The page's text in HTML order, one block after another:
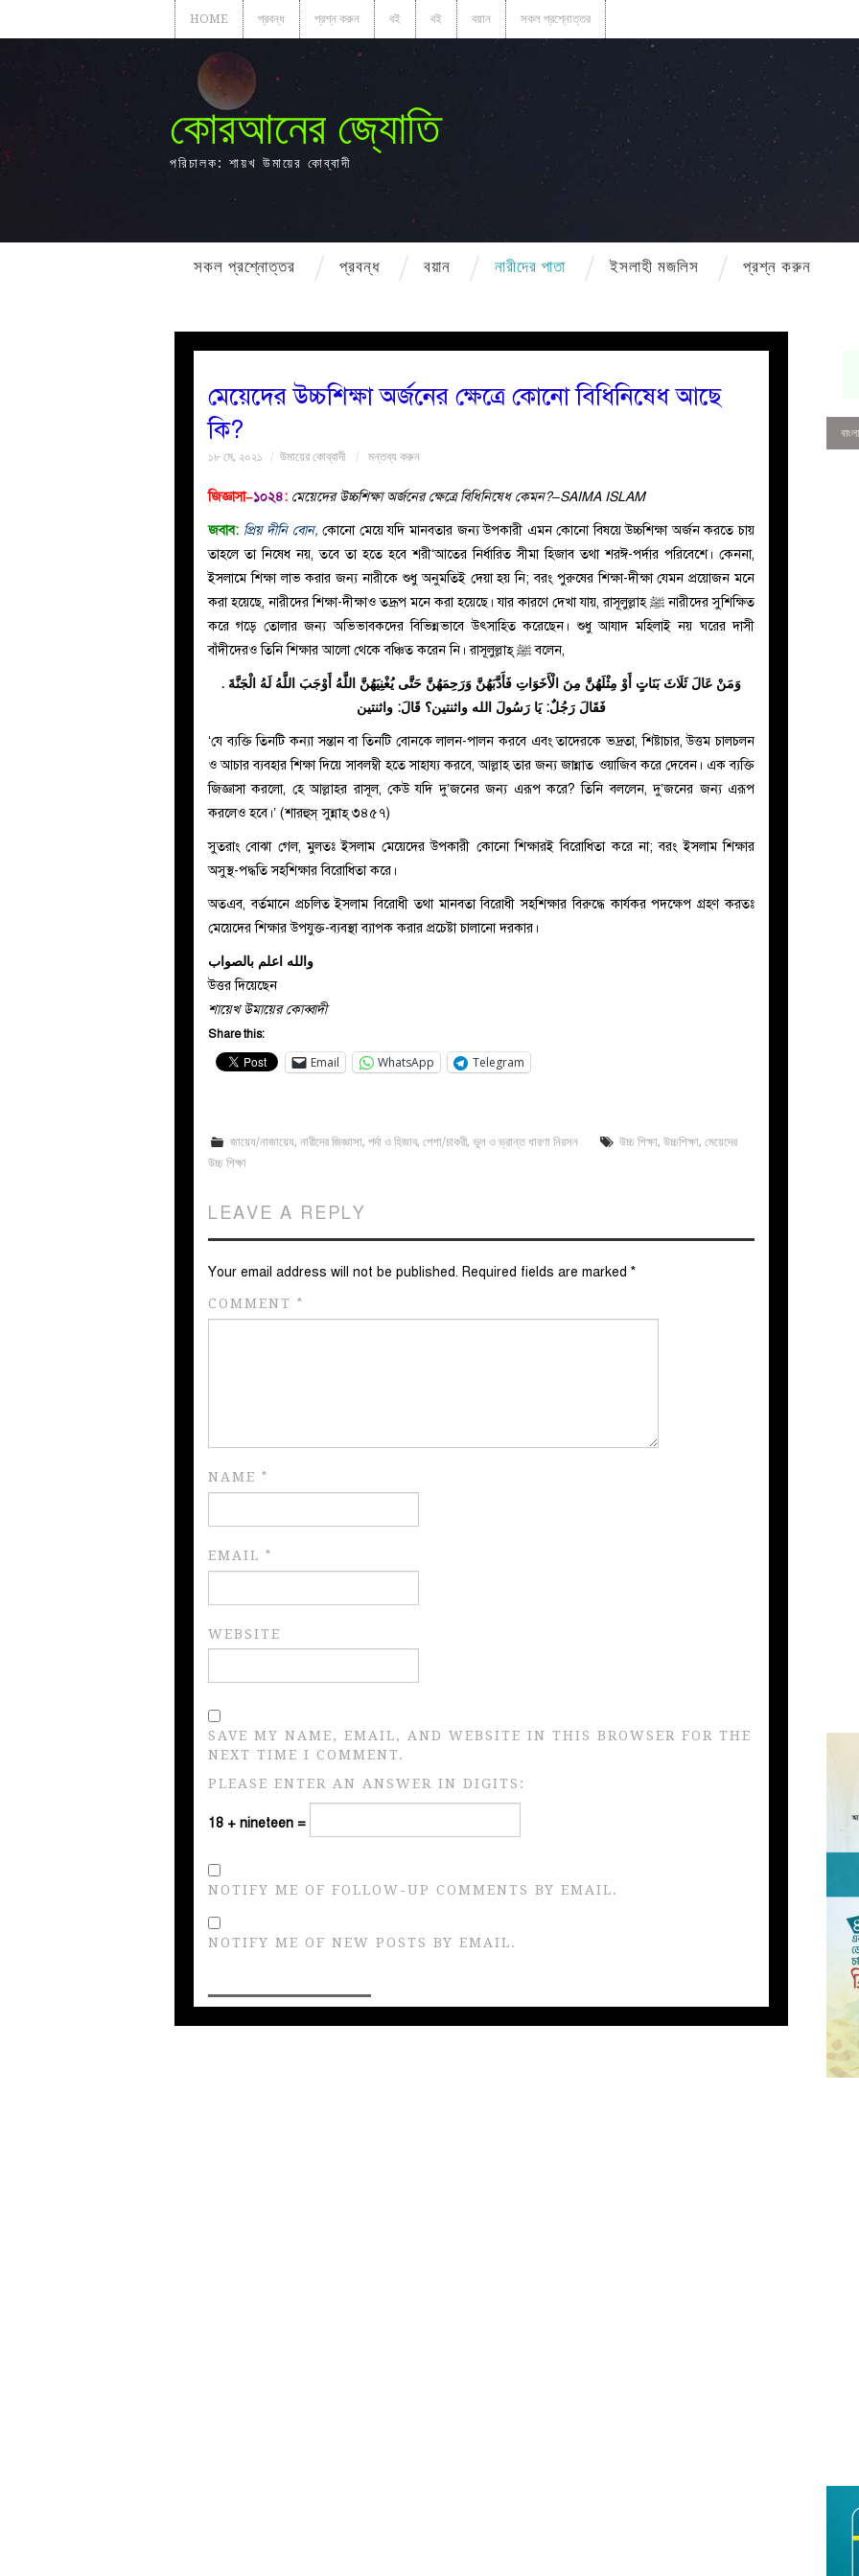
HOME প্রবন্ধ প্রশ্ন করুন বই বই বয়ান সকল প্রশ্নোত্তর
কোরআনের জ্যোতি
পরিচালক: শায়খ উমায়ের কোব্বাদী
সকল প্রশ্নোত্তর প্রবন্ধ বয়ান নারীদের পাতা ইসলাহী মজলিস প্রশ্ন করুন
মেয়েদের উচ্চশিক্ষা অর্জনের ক্ষেত্রে কোনো বিধিনিষেধ আছে
কি?
১৮ মে, ২০২১ উমায়ের কোব্বাদী মন্তব্য করুন
জিজ্ঞাসা–১০২৪: মেয়েদের উচ্চশিক্ষা অর্জনের ক্ষেত্রে বিধিনিষেধ কেমন?–SAIMA ISLAM
জবাব: প্রিয় দীনি বোন, কোনো মেয়ে যদি মানবতার জন্য উপকারী এমন কোনো বিষয়ে উচ্চশিক্ষা অর্জন করতে চায়
তাহলে তা নিষেধ নয়, তবে তা হতে হবে শরী‘আতের নির্ধারিত সীমা হিজাব তথা শরঈ-পর্দার পরিবেশে। কেননা,
ইসলামে শিক্ষা লাভ করার জন্য নারীকে শুধু অনুমতিই দেয়া হয় নি; বরং পুরুষের শিক্ষা-দীক্ষা যেমন প্রয়োজন মনে
করা হয়েছে, নারীদের শিক্ষা-দীক্ষাও তদ্রূপ মনে করা হয়েছে। যার কারণে দেখা যায়, রাসূলুল্লাহ ﷺ নারীদের সুশিক্ষিত
করে গড়ে তোলার জন্য অভিভাবকদের বিভিন্নভাবে উৎসাহিত করেছেন। শুধু আযাদ মহিলাই নয় ঘরের দাসী
বাঁদীদেরও তিনি শিক্ষার আলো থেকে বঞ্চিত করেন নি। রাসূলুল্লাহ্ ﷺ বলেন,
وَمَنْ عَالَ ثَلَاثَ بَنَاتٍ أَوْ مِثْلَهُنَّ مِنَ الْأَخَوَاتِ فَأَدَّبَهُنَّ وَرَحِمَهُنَّ حَتَّى يُغْنِيَهُنَّ اللَّهُ أَوْجَبَ اللَّهُ لَهُ الْجَنَّةَ .
فَقَالَ رَجُلٌ: يَا رَسُولَ الله واثنتين؟ قَالَ: واثنتين
‘যে ব্যক্তি তিনটি কন্যা সন্তান বা তিনটি বোনকে লালন-পালন করবে এবং তাদেরকে ভদ্রতা, শিষ্টাচার, উত্তম চালচলন
ও আচার ব্যবহার শিক্ষা দিয়ে সাবলম্বী হতে সাহায্য করবে, আল্লাহ তার জন্য জান্নাত ওয়াজিব করে দেবেন। এক ব্যক্তি
জিজ্ঞাসা করলো, হে আল্লাহর রাসূল, কেউ যদি দু’জনের জন্য এরূপ করে? তিনি বললেন, দু’জনের জন্য এরূপ
করলেও হবে।’ (শারহুস্ সুন্নাহ্ ৩৪৫৭)
সুতরাং বোঝা গেল, মুলতঃ ইসলাম মেয়েদের উপকারী কোনো শিক্ষারই বিরোধিতা করে না; বরং ইসলাম শিক্ষার
অসুস্থ-পদ্ধতি সহশিক্ষার বিরোধিতা করে।
অতএব, বর্তমানে প্রচলিত ইসলাম বিরোধী তথা মানবতা বিরোধী সহশিক্ষার বিরুদ্ধে কার্যকর পদক্ষেপ গ্রহণ করতঃ
মেয়েদের শিক্ষার উপযুক্ত-ব্যবস্থা ব্যাপক করার প্রচেষ্টা চালানো দরকার।
والله اعلم بالصواب
উত্তর দিয়েছেন
শায়েখ উমায়ের কোব্বাদী
Share this:
Email WhatsApp Telegram
জায়েয/নাজায়েয,নারীদের জিজ্ঞাসা,পর্দা ও হিজাব,পেশা/চাকরী,ভুল ও ভ্রান্ত ধারণা নিরসন উচ্চ শিক্ষা,উচ্চশিক্ষা,মেয়েদের
উচ্চ শিক্ষা
LEAVE A REPLY
Your email address will not be published. Required fields are marked *
COMMENT *
NAME *
EMAIL *
WEBSITE
SAVE MY NAME, EMAIL, AND WEBSITE IN THIS BROWSER FOR THE
NEXT TIME I COMMENT.
PLEASE ENTER AN ANSWER IN DIGITS:
18 + nineteen =
NOTIFY ME OF FOLLOW-UP COMMENTS BY EMAIL.
NOTIFY ME OF NEW POSTS BY EMAIL.